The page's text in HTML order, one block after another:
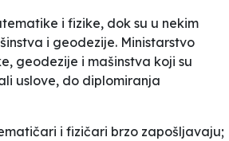
i fizike, dok su u nekim
i geodezije. Ministarstvo
geodezije i mašinstva koji su
uslove, do diplomiranja
i fizičari brzo zapošljavaju;